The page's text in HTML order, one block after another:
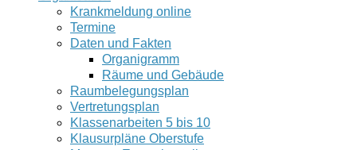
Krankmeldung online
Termine
Daten und Fakten
Organigramm
Räume und Gebäude
Raumbelegungsplan
Vertretungsplan
Klassenarbeiten 5 bis 10
Klausurpläne Oberstufe